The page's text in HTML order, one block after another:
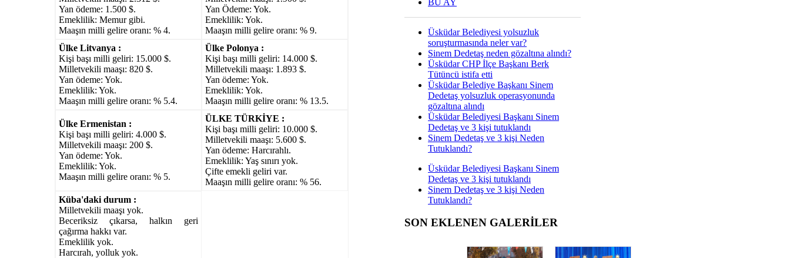
Yan ödeme: 1.500 $.
Emeklilik: Memur gibi.
Maaşın milli gelire oranı: % 4.
Yan Ödeme: Yok.
Emeklilik: Yok.
Maaşın milli gelire oranı: % 9.
Ülke Litvanya :
Kişi başı milli geliri: 15.000 $.
Milletvekili maaşı: 820 $.
Yan ödeme: Yok.
Emeklilik: Yok.
Maaşın milli gelire oranı: % 5.4.
Ülke Polonya :
Kişi başı milli geliri: 14.000 $.
Milletvekili maaşı: 1.893 $.
Yan ödeme: Yok.
Emeklilik: Yok.
Maaşın milli gelire oranı: % 13.5.
Ülke Ermenistan :
Kişi başı milli geliri: 4.000 $.
Milletvekili maaşı: 200 $.
Yan ödeme: Yok.
Emeklilik: Yok.
Maaşın milli gelire oranı: % 5.
ÜLKE TÜRKİYE :
Kişi başı milli geliri: 10.000 $.
Milletvekili maaşı: 5.600 $.
Yan ödeme: Harcırahlı.
Emeklilik: Yaş sınırı yok.
Çifte emekli geliri var.
Maaşın milli gelire oranı: % 56.
Küba'daki durum :
Milletvekili maaşı yok.
Beceriksiz çıkarsa, halkın geri
çağırma hakkı var.
Emeklilik yok.
Harcırah, yolluk yok.
Üsküdar Belediyesi yolsuzluk
soruşturmasında neler var?
Sinem Dedetaş neden gözaltına alındı?
Üsküdar CHP İlçe Başkanı Berk
Tütüncü istifa etti
Üsküdar Belediye Başkanı Sinem
Dedetaş yolsuzluk operasyonunda
gözaltına alındı
Üsküdar Belediyesi Başkanı Sinem
Dedetaş ve 3 kişi tutuklandı
Sinem Dedetaş ve 3 kişi Neden
Tutuklandı?
Üsküdar Belediyesi Başkanı Sinem
Dedetaş ve 3 kişi tutuklandı
Sinem Dedetaş ve 3 kişi Neden
Tutuklandı?
SON EKLENEN GALERİLER